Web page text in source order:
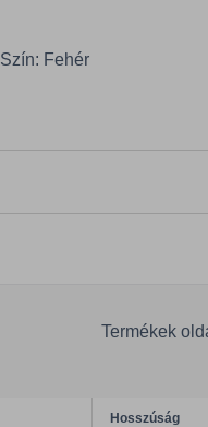
Szín: Fehér
Termékek
Hosszúság